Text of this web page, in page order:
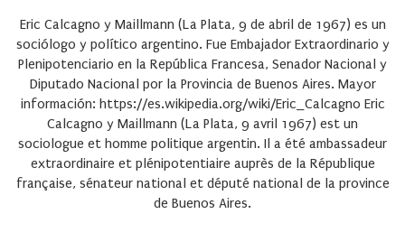
Eric Calcagno y Maillmann (La Plata, 9 de abril de 1967) es un
sociólogo y político argentino. Fue Embajador Extraordinario y
Plenipotenciario en la República Francesa, Senador Nacional y
Diputado Nacional por la Provincia de Buenos Aires. Mayor
información: https://es.wikipedia.org/wiki/Eric_Calcagno Eric
Calcagno y Maillmann (La Plata, 9 avril 1967) est un
sociologue et homme politique argentin. Il a été ambassadeur
extraordinaire et plénipotentiaire auprès de la République
française, sénateur national et député national de la province
de Buenos Aires.